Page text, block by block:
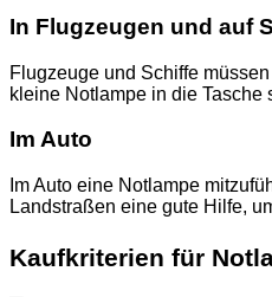
In Flugzeugen und auf
Flugzeuge und Schiffe
kleine Notlampe in die
Im Auto
Im Auto eine Notlampe
Landstraßen eine gute Hilfe,
Kaufkriterien für